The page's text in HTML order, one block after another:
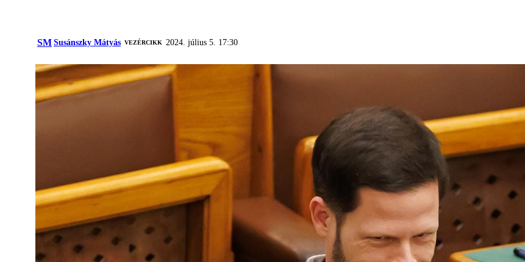
SM Susánszky Mátyás VEZÉRCIKK 2024. július 5. 17:30